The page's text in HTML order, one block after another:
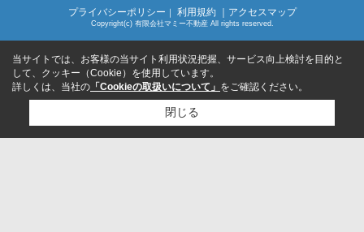
プライバシーポリシー ｜ 利用規約 ｜アクセスマップ
Copyright(c) 有限会社マミー不動産 All rights reserved.
当サイトでは、お客様の当サイト利用状況把握、サービス向上検討を目的と
して、クッキー（Cookie）を使用しています。
詳しくは、当社の 「Cookieの取扱いについて」 をご確認ください。
閉じる